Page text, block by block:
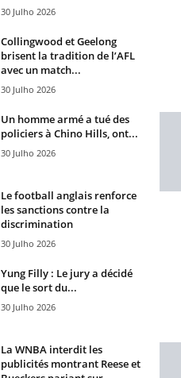
30 Julho 2026
Collingwood et Geelong
brisent la tradition de l’AFL
avec un match...
30 Julho 2026
Un homme armé a tué des
policiers à Chino Hills, ont...
30 Julho 2026
Le football anglais renforce
les sanctions contre la
discrimination
30 Julho 2026
Yung Filly : Le jury a décidé
que le sort du...
30 Julho 2026
La WNBA interdit les
publicités montrant Reese et